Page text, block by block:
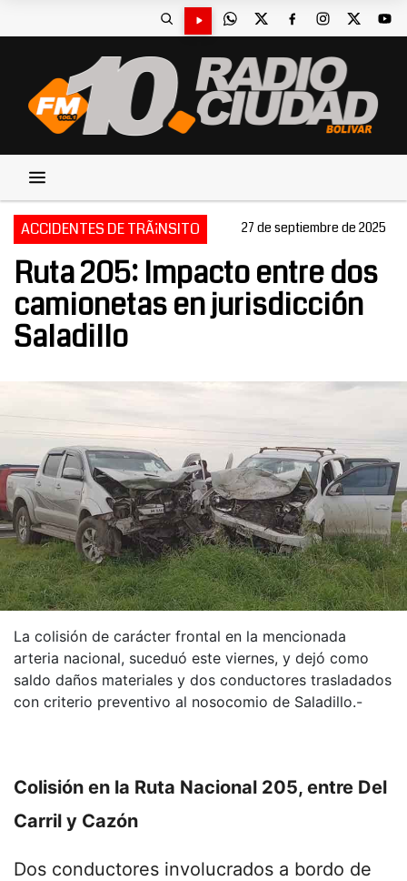
ACCIDENTES DE TRÃ¡NSITO 27 de septiembre de 2025
Ruta 205: Impacto entre dos
camionetas en jurisdicción
Saladillo
La colisión de carácter frontal en la mencionada
arteria nacional, suceduó este viernes, y dejó como
saldo daños materiales y dos conductores trasladados
con criterio preventivo al nosocomio de Saladillo.-
Colisión en la Ruta Nacional 205, entre Del
Carril y Cazón
Dos conductores involucrados a bordo de